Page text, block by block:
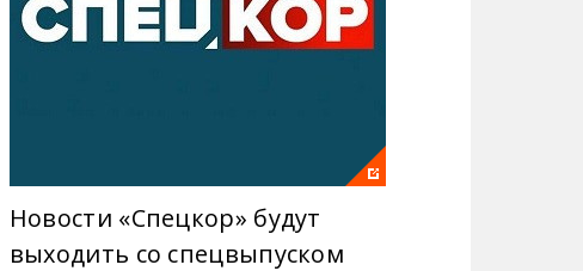
Новости «Спецкор» будут
выходить со спецвыпуском